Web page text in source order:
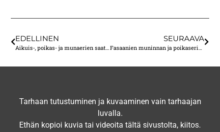
EDELLINEN
Aikuis-, poikas- ja munaerien saatavuus
SEURAAVA
Fasaanien muninnan ja poikaserien aikataulusta
Tarhaan tutustuminen ja kuvaaminen vain tarhaajan
luvalla.
Ethän kopioi kuvia tai videoita tältä sivustolta, kiitos.